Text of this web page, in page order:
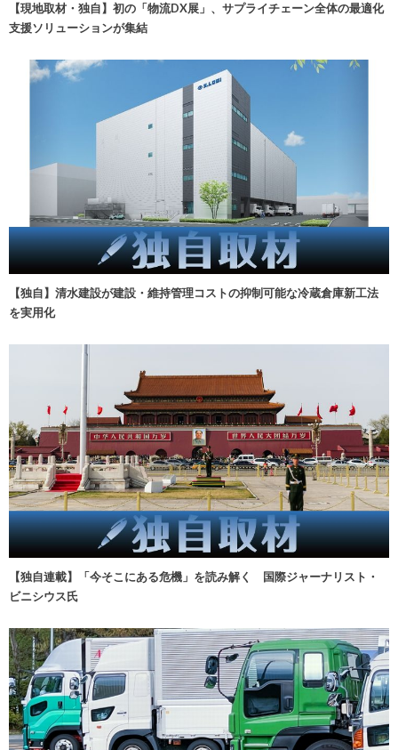
【現地取材・独自】初の「物流DX展」、サプライチェーン全体の最適化
支援ソリューションが集結
【独自】清水建設が建設・維持管理コストの抑制可能な冷蔵倉庫新工法
を実用化
【独自連載】「今そこにある危機」を読み解く 国際ジャーナリスト・
ビニシウス氏